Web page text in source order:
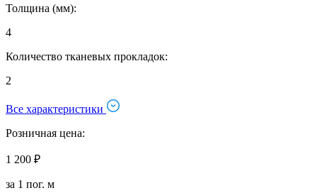
Толщина (мм):
4
Количество тканевых прокладок:
2
Все характеристики
Розничная цена:
1 200 ₽
за 1 пог. м